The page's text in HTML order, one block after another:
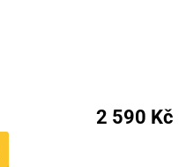
2 590 Kč